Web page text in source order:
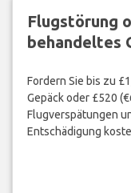
Flugstörung
behandeltes
Fordern Sie bis zu
Gepäck oder £520
Flugverspätungen
Entschädigung